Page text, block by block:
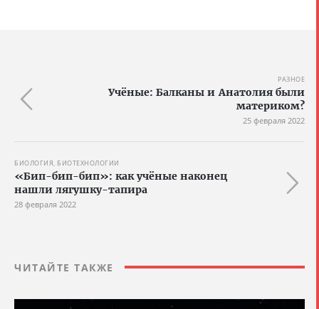
РАЗНОЕ
Учёные: Балканы и Анатолия были
материком?
25 февраля 2022
БИОЛОГИЯ, БИОТЕХНОЛОГИИ
«Бип-бип-бип»: как учёные наконец
нашли лягушку-тапира
28 февраля 2022
ЧИТАЙТЕ ТАКЖЕ